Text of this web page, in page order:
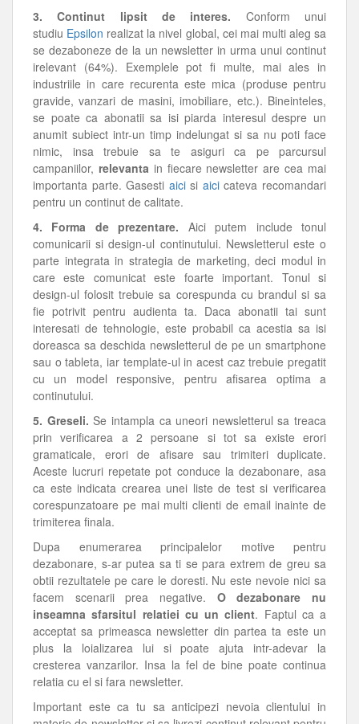
3. Continut lipsit de interes. Conform unui
studiu Epsilon realizat la nivel global, cei mai multi aleg sa
se dezaboneze de la un newsletter in urma unui continut
irelevant (64%). Exemplele pot fi multe, mai ales in
industriile in care recurenta este mica (produse pentru
gravide, vanzari de masini, imobiliare, etc.). Bineinteles,
se poate ca abonatii sa isi piarda interesul despre un
anumit subiect intr-un timp indelungat si sa nu poti face
nimic, insa trebuie sa te asiguri ca pe parcursul
campaniilor, relevanta in fiecare newsletter are cea mai
importanta parte. Gasesti aicisi aicicateva recomandari
pentru un continut de calitate.
4. Forma de prezentare. Aici putem include tonul
comunicarii si design-ul continutului. Newsletterul este o
parte integrata in strategia de marketing, deci modul in
care este comunicat este foarte important. Tonul si
design-ul folosit trebuie sa corespunda cu brandul si sa
fie potrivit pentru audienta ta. Daca abonatii tai sunt
interesati de tehnologie, este probabil ca acestia sa isi
doreasca sa deschida newsletterul de pe un smartphone
sau o tableta, iar template-ul in acest caz trebuie pregatit
cu un model responsive, pentru afisarea optima a
continutului.
5. Greseli. Se intampla ca uneori newsletterul sa treaca
prin verificarea a 2 persoane si tot sa existe erori
gramaticale, erori de afisare sau trimiteri duplicate.
Aceste lucruri repetate pot conduce la dezabonare, asa
ca este indicata crearea unei liste de test si verificarea
corespunzatoare pe mai multi clienti de email inainte de
trimiterea finala.
Dupa enumerarea principalelor motive pentru
dezabonare, s-ar putea sa ti se para extrem de greu sa
obtii rezultatele pe care le doresti. Nu este nevoie nici sa
facem scenarii prea negative. O dezabonare nu
inseamna sfarsitul relatiei cu un client. Faptul ca a
acceptat sa primeasca newsletter din partea ta este un
plus la loializarea lui si poate ajuta intr-adevar la
cresterea vanzarilor. Insa la fel de bine poate continua
relatia cu el si fara newsletter.
Important este ca tu sa anticipezi nevoia clientului in